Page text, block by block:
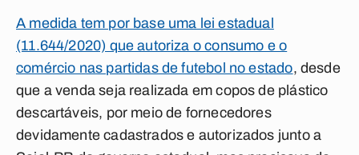
A medida tem por base uma lei estadual
(11.644/2020) que autoriza o consumo e o
comércio nas partidas de futebol no estado, desde
que a venda seja realizada em copos de plástico
descartáveis, por meio de fornecedores
devidamente cadastrados e autorizados junto a